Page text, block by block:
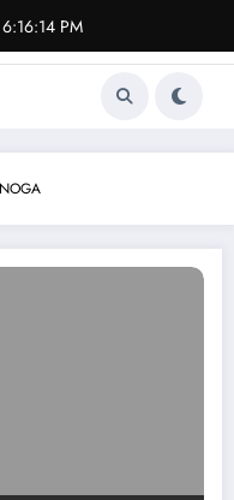
6:16:15 PM
NOGA